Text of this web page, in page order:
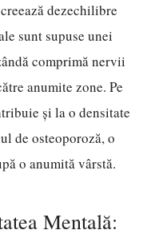
dezechilibre
sunt supuse unei
comprimă nervii
anumite zone. Pe
și la o densitate
de osteoporoză, o
o anumită vârstă.
Mentală: